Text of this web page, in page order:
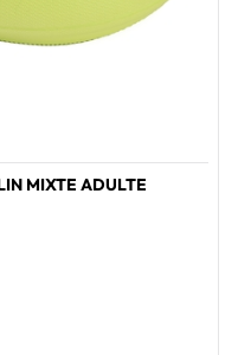
MIXTE ADULTE